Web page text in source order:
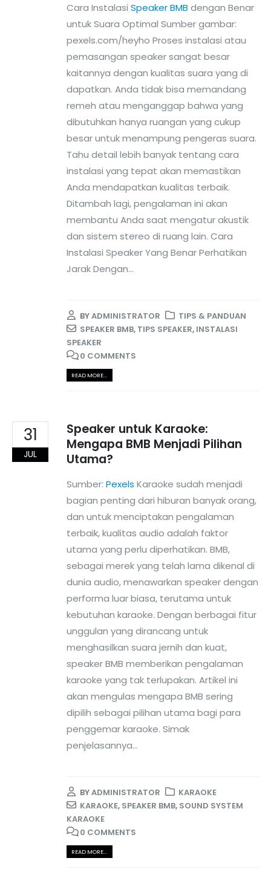
Cara Instalasi Speaker BMB dengan Benar
untuk Suara Optimal Sumber gambar:
pexels.com/heyho Proses instalasi atau
pemasangan speaker sangat besar
kaitannya dengan kualitas suara yang di
dapatkan. Anda tidak bisa memandang
remeh atau menganggap bahwa yang
dibutuhkan hanya ruangan yang cukup
besar untuk menampung pengeras suara.
Tahu detail lebih banyak tentang cara
instalasi yang tepat akan memastikan
Anda mendapatkan kualitas terbaik.
Ditambah lagi, pengalaman ini akan
membantu Anda saat mengatur akustik
dan sistem stereo di ruang lain. Cara
Instalasi Speaker Yang Benar Perhatikan
Jarak Dengan...
BYADMINISTRATOR
TIPS & PANDUAN
SPEAKER BMB, TIPS SPEAKER, INSTALASI
SPEAKER
0 COMMENTS
READ MORE...
31
JUL
Speaker untuk Karaoke:
Mengapa BMB Menjadi Pilihan
Utama?
Sumber: Pexels Karaoke sudah menjadi
bagian penting dari hiburan banyak orang,
dan untuk menciptakan pengalaman
terbaik, kualitas audio adalah faktor
utama yang perlu diperhatikan. BMB,
sebagai merek yang telah lama dikenal di
dunia audio, menawarkan speaker dengan
performa luar biasa, terutama untuk
kebutuhan karaoke. Dengan berbagai fitur
unggulan yang dirancang untuk
menghasilkan suara jernih dan kuat,
speaker BMB memberikan pengalaman
karaoke yang tak terlupakan. Artikel ini
akan mengulas mengapa BMB sering
dipilih sebagai pilihan utama bagi para
penggemar karaoke. Simak
penjelasannya...
BYADMINISTRATOR
KARAOKE
KARAOKE, SPEAKER BMB, SOUND SYSTEM
KARAOKE
0 COMMENTS
READ MORE...